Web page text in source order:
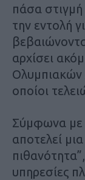
πάσα
την εντολή
αρχίσει
Ολυμπιακών
οποίοι
Σύμφωνα με
αποτελεί
υπηρεσίες